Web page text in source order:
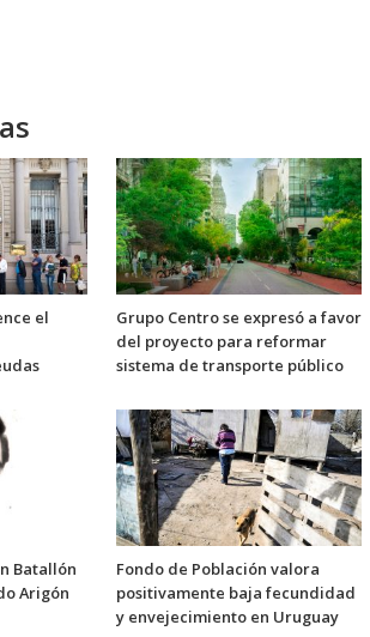
el
Grupo Centro se expresó a favor
del proyecto para reformar
sistema de transporte público
Batallón
Arigón
Fondo de Población valora
positivamente baja fecundidad
y envejecimiento en Uruguay